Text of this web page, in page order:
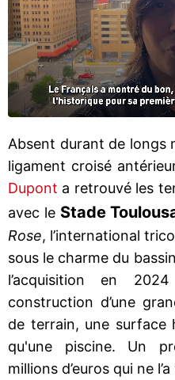
Absent durant de longs
ligament croisé
Dupont a retrouvé les
avec le Stade
Rose, l’international
sous le charme du
l’acquisition en
construction d’une
de terrain, une surface
qu'une piscine. Un
millions d’euros qui ne